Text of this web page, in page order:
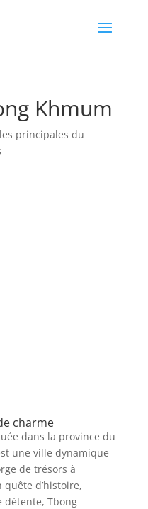
Khmum
principales du
charme
dans la province du
une ville dynamique
de trésors à
quête d’histoire,
détente, Tbong